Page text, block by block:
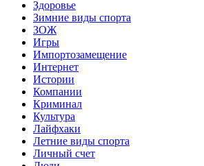
Здоровье
Зимние виды спорта
ЗОЖ
Игры
Импортозамещение
Интернет
Истории
Компании
Криминал
Культура
Лайфхаки
Летние виды спорта
Личный счет